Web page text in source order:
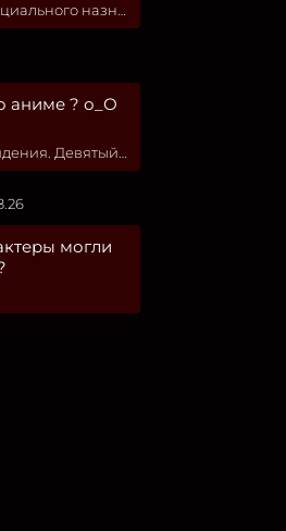
назначения
аниме ? о_О
Девятый джедай
могли